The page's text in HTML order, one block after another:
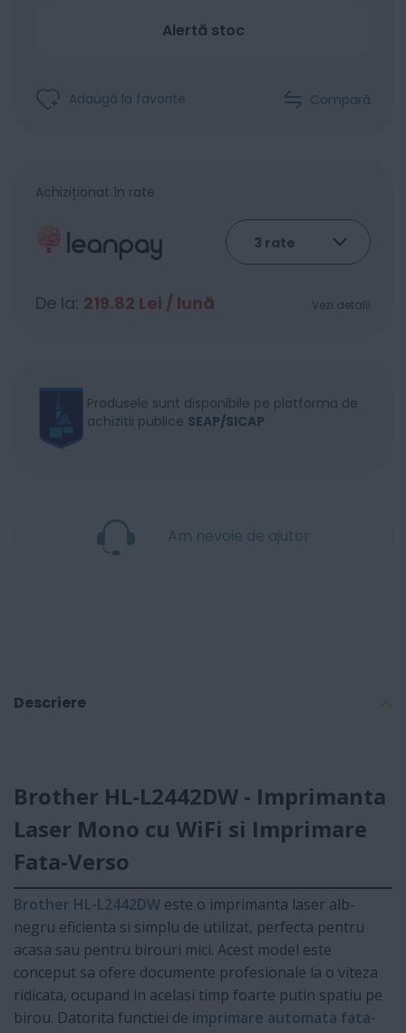
Alertă stoc
Adaugă la favorite Compară
Achiziționat în rate
De la: 219.82 Lei / lună Vezi detalii
Produsele sunt disponibile pe platforma de
achizitii publice SEAP/SICAP
Am nevoie de ajutor
Descriere
Brother HL-L2442DW - Imprimanta
Laser Mono cu WiFi si Imprimare
Fata-Verso
Brother HL-L2442DW este o imprimanta laser alb-
negru eficienta si simplu de utilizat, perfecta pentru
acasa sau pentru birouri mici. Acest model este
conceput sa ofere documente profesionale la o viteza
ridicata, ocupand in acelasi timp foarte putin spatiu pe
birou. Datorita functiei de imprimare automata fata-